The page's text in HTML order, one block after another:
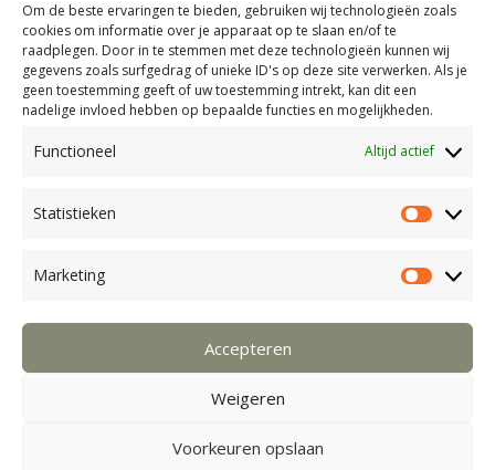
Om de beste ervaringen te bieden, gebruiken wij technologieën zoals
cookies om informatie over je apparaat op te slaan en/of te
raadplegen. Door in te stemmen met deze technologieën kunnen wij
gegevens zoals surfgedrag of unieke ID's op deze site verwerken. Als je
geen toestemming geeft of uw toestemming intrekt, kan dit een
nadelige invloed hebben op bepaalde functies en mogelijkheden.
Functioneel Altijd actief
Statistieken
Marketing
Accepteren
Weigeren
Voorkeuren opslaan
Brenda François | Office manager/Sales
+31 6 17 29 72 85
Bianca Klein Koerkamp | Camping manager
Algemene voorwaarden retraites en camping
Contact en bereikbaarheid